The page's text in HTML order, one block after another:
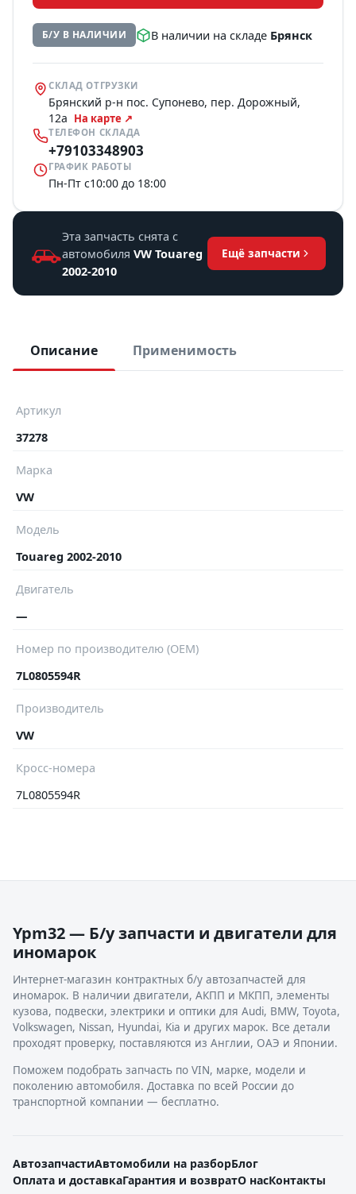
Б/У В НАЛИЧИИ В наличии на складе Брянск
СКЛАД ОТГРУЗКИ
Брянский р-н пос. Супонево, пер. Дорожный,
12а На карте ↗
ТЕЛЕФОН СКЛАДА
+79103348903
ГРАФИК РАБОТЫ
Пн-Пт с10:00 до 18:00
Эта запчасть снята с
автомобиля VW Touareg
2002-2010
Ещё запчасти
Описание Применимость
Артикул
37278
Марка
VW
Модель
Touareg 2002-2010
Двигатель
—
Номер по производителю (OEM)
7L0805594R
Производитель
VW
Кросс-номера
7L0805594R
Ypm32 — Б/у запчасти и двигатели для
иномарок
Интернет-магазин контрактных б/у автозапчастей для
иномарок. В наличии двигатели, АКПП и МКПП, элементы
кузова, подвески, электрики и оптики для Audi, BMW, Toyota,
Volkswagen, Nissan, Hyundai, Kia и других марок. Все детали
проходят проверку, поставляются из Англии, ОАЭ и Японии.
Поможем подобрать запчасть по VIN, марке, модели и
поколению автомобиля. Доставка по всей России до
транспортной компании — бесплатно.
АвтозапчастиАвтомобили на разборБлог
Оплата и доставкаГарантия и возвратО насКонтакты